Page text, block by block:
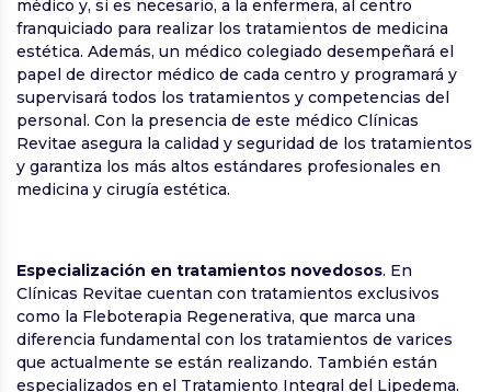
médico y, si es necesario, a la enfermera, al centro
franquiciado para realizar los tratamientos de medicina
estética. Además, un médico colegiado desempeñará el
papel de director médico de cada centro y programará y
supervisará todos los tratamientos y competencias del
personal. Con la presencia de este médico Clínicas
Revitae asegura la calidad y seguridad de los tratamientos
y garantiza los más altos estándares profesionales en
medicina y cirugía estética.
Especialización en tratamientos novedosos. En
Clínicas Revitae cuentan con tratamientos exclusivos
como la Fleboterapia Regenerativa, que marca una
diferencia fundamental con los tratamientos de varices
que actualmente se están realizando. También están
especializados en el Tratamiento Integral del Lipedema.